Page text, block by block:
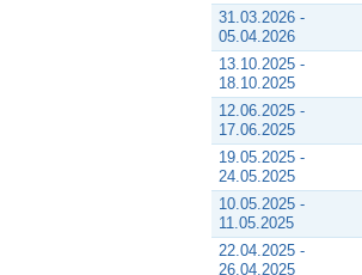
31.03.2026 -
05.04.2026
13.10.2025 -
18.10.2025
12.06.2025 -
17.06.2025
19.05.2025 -
24.05.2025
10.05.2025 -
11.05.2025
22.04.2025 -
26.04.2025